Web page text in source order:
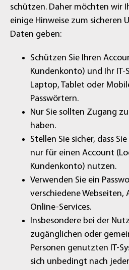
schützen. Daher möchten wir
einige Hinweise zum sicheren
Daten geben:
Schützen Sie Ihren
Kundenkonto) und Ihr IT-
Laptop, Tablet oder
Passwörtern.
Nur Sie sollten Zugang
haben.
Stellen Sie sicher, dass
nur für einen Account
Kundenkonto) nutzen.
Verwenden Sie ein
verschiedene
Online-Services.
Insbesondere bei der
zugänglichen oder
Personen genutzten IT-
sich unbedingt nach